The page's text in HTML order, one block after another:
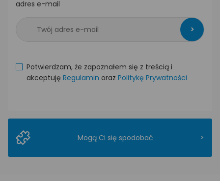
adres e-mail
>
Potwierdzam, że zapoznałem się z treścią i
akceptuję Regulamin oraz Politykę Prywatności
Mogą Ci się spodobać >